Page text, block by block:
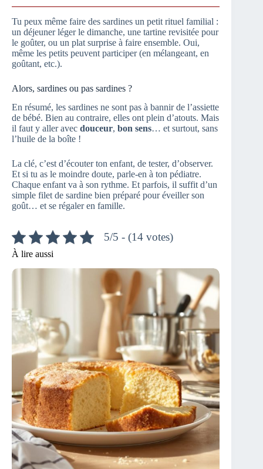
Tu peux même faire des sardines un petit rituel familial :
un déjeuner léger le dimanche, une tartine revisitée pour
le goûter, ou un plat surprise à faire ensemble. Oui,
même les petits peuvent participer (en mélangeant, en
goûtant, etc.).
Alors, sardines ou pas sardines ?
En résumé, les sardines ne sont pas à bannir de l’assiette
de bébé. Bien au contraire, elles ont plein d’atouts. Mais
il faut y aller avec douceur, bon sens… et surtout, sans
l’huile de la boîte !
La clé, c’est d’écouter ton enfant, de tester, d’observer.
Et si tu as le moindre doute, parle-en à ton pédiatre.
Chaque enfant va à son rythme. Et parfois, il suffit d’un
simple filet de sardine bien préparé pour éveiller son
goût… et se régaler en famille.
5/5 - (14 votes)
À lire aussi